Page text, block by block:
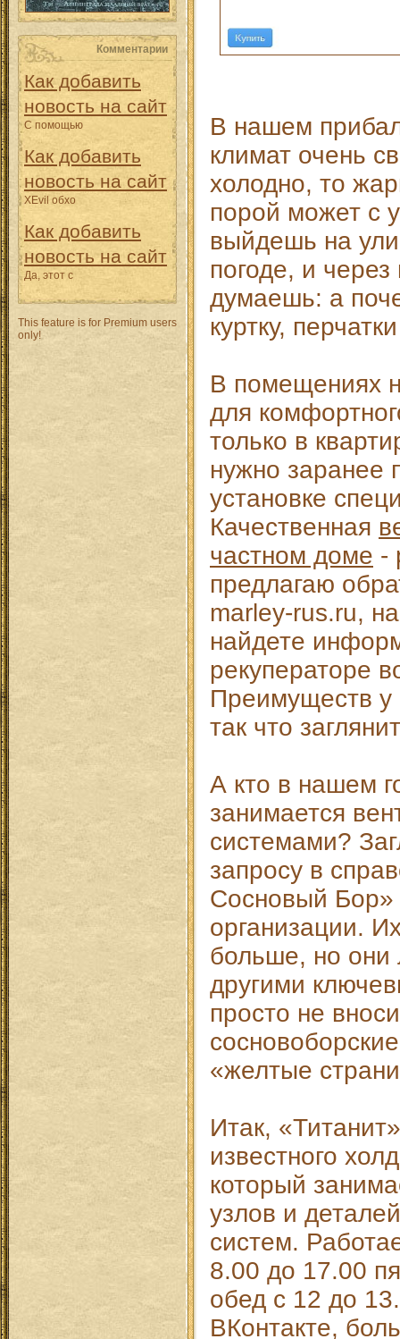
Комментарии
Как добавить
новость на сайт
С помощью
Как добавить
новость на сайт
XEvil обхо
Как добавить
новость на сайт
Да, этот с
This feature is for Premium users
only!
В нашем
климат очень
холодно, то
порой может с
выйдешь на
погоде, и
думаешь: а
куртку,
В помещениях
для
только в
нужно заранее
установке
Качественная
частном доме -
предлагаю
marley-rus.ru,
найдете
рекуператоре
Преимуществ у
так что
А кто в нашем
занимается
системами?
запросу в
Сосновый Бор»
организации.
больше, но они
другими
просто не
«желтые
Итак,
известного
который
узлов и
систем.
8.00 до 17.00
обед с 12 до
ВКонтакте,